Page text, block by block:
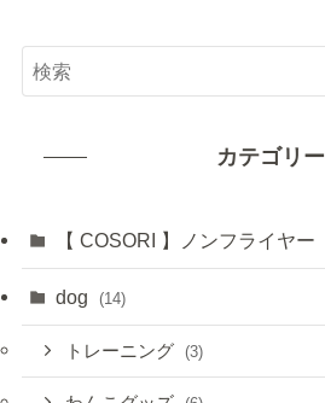
カテゴリー
【 COSORI 】ノンフライヤー
dog (14)
トレーニング (3)